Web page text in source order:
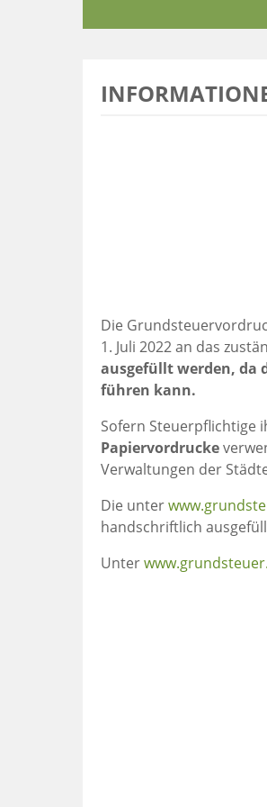
Die
1. Juli 2022 an das
ausgefüllt werden, da
führen kann.
Sofern Steuerpflichtige
Papiervordrucke
Verwaltungen der
Die unter
handschriftlich
Unter